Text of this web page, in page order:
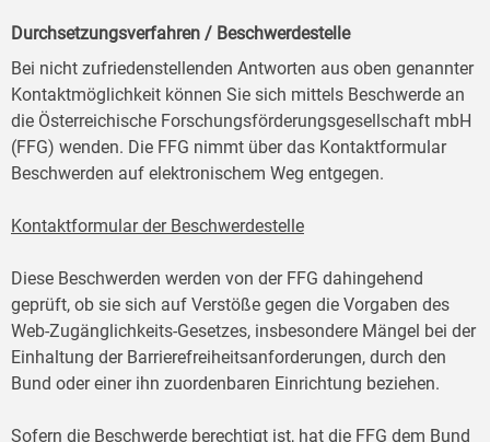
Durchsetzungsverfahren / Beschwerdestelle
Bei nicht zufriedenstellenden Antworten aus oben genannter
Kontaktmöglichkeit können Sie sich mittels Beschwerde an
die Österreichische Forschungsförderungsgesellschaft mbH
(FFG) wenden. Die FFG nimmt über das Kontaktformular
Beschwerden auf elektronischem Weg entgegen.
Kontaktformular der Beschwerdestelle
Diese Beschwerden werden von der FFG dahingehend
geprüft, ob sie sich auf Verstöße gegen die Vorgaben des
Web-Zugänglichkeits-Gesetzes, insbesondere Mängel bei der
Einhaltung der Barrierefreiheitsanforderungen, durch den
Bund oder einer ihn zuordenbaren Einrichtung beziehen.
Sofern die Beschwerde berechtigt ist, hat die FFG dem Bund